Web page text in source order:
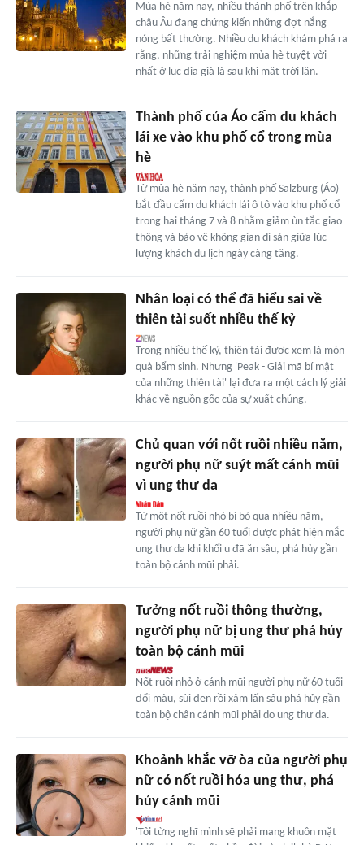
Mùa hè năm nay, nhiều thành phố trên khắp
châu Âu đang chứng kiến những đợt nắng
nóng bất thường. Nhiều du khách khám phá ra
rằng, những trải nghiệm mùa hè tuyệt vời
nhất ở lục địa già là sau khi mặt trời lặn.
Thành phố của Áo cấm du khách
lái xe vào khu phố cổ trong mùa
hè
Từ mùa hè năm nay, thành phố Salzburg (Áo)
bắt đầu cấm du khách lái ô tô vào khu phố cổ
trong hai tháng 7 và 8 nhằm giảm ùn tắc giao
thông và bảo vệ không gian di sản giữa lúc
lượng khách du lịch ngày càng tăng.
Nhân loại có thể đã hiểu sai về
thiên tài suốt nhiều thế kỷ
Trong nhiều thế kỷ, thiên tài được xem là món
quà bẩm sinh. Nhưng 'Peak - Giải mã bí mật
của những thiên tài' lại đưa ra một cách lý giải
khác về nguồn gốc của sự xuất chúng.
Chủ quan với nốt ruồi nhiều năm,
người phụ nữ suýt mất cánh mũi
vì ung thư da
Từ một nốt ruồi nhỏ bị bỏ qua nhiều năm,
người phụ nữ gần 60 tuổi được phát hiện mắc
ung thư da khi khối u đã ăn sâu, phá hủy gần
toàn bộ cánh mũi phải.
Tưởng nốt ruồi thông thường,
người phụ nữ bị ung thư phá hủy
toàn bộ cánh mũi
Nốt ruồi nhỏ ở cánh mũi người phụ nữ 60 tuổi
đổi màu, sùi đen rồi xâm lấn sâu phá hủy gần
toàn bộ chân cánh mũi phải do ung thư da.
Khoảnh khắc vỡ òa của người phụ
nữ có nốt ruồi hóa ung thư, phá
hủy cánh mũi
'Tôi từng nghĩ mình sẽ phải mang khuôn mặt